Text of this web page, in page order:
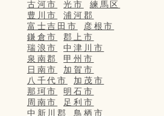
古河市
光市
練馬区
豊川市
浦河郡
富士吉田市
彦根市
鎌倉市
郡上市
瑞浪市
中津川市
泉南郡
甲州市
日南市
加賀市
八千代市
加茂市
那珂市
明石市
周南市
足利市
中新川郡
鳥栖市